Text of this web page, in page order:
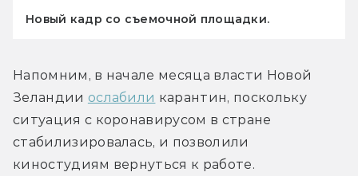
Новый кадр со съемочной площадки.
Напомним, в начале месяца власти Новой
Зеландии ослабили карантин, поскольку
ситуация с коронавирусом в стране
стабилизировалась, и позволили
киностудиям вернуться к работе.